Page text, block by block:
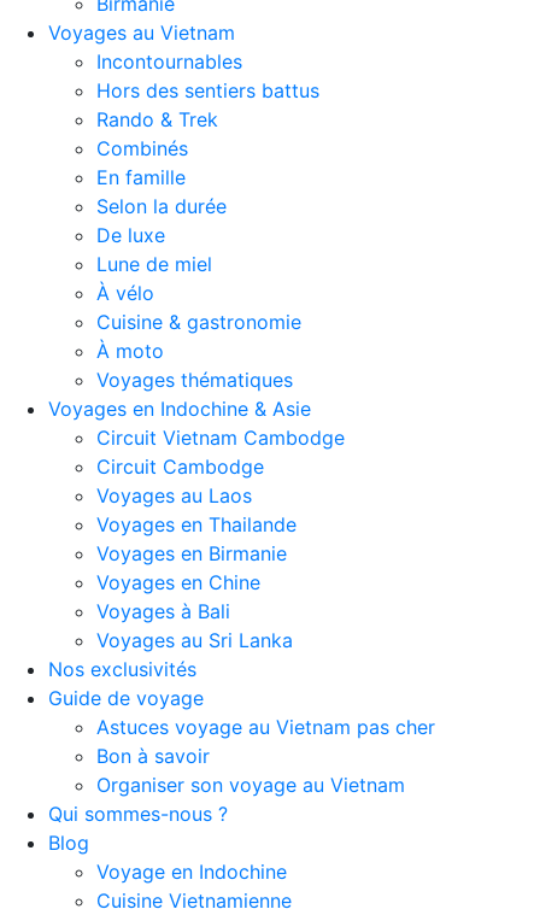
Voyages au Vietnam
Incontournables
Hors des sentiers battus
Rando & Trek
Combinés
En famille
Selon la durée
De luxe
Lune de miel
À vélo
Cuisine & gastronomie
À moto
Voyages thématiques
Voyages en Indochine & Asie
Circuit Vietnam Cambodge
Circuit Cambodge
Voyages au Laos
Voyages en Thailande
Voyages en Birmanie
Voyages en Chine
Voyages à Bali
Voyages au Sri Lanka
Nos exclusivités
Guide de voyage
Astuces voyage au Vietnam pas cher
Bon à savoir
Organiser son voyage au Vietnam
Qui sommes-nous ?
Blog
Voyage en Indochine
Cuisine Vietnamienne